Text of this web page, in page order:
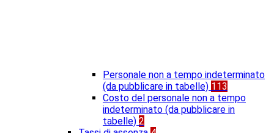
Personale non a tempo indeterminato
(da pubblicare in tabelle) 113
Costo del personale non a tempo
indeterminato (da pubblicare in
tabelle) 2